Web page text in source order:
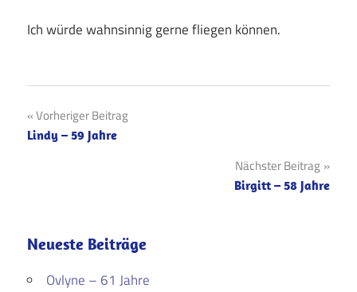
Ich würde wahnsinnig gerne fliegen können.
Beitragsnavigation
Vorheriger Beitrag
Lindy – 59 Jahre
Nächster Beitrag
Birgitt – 58 Jahre
Neueste Beiträge
Ovlyne – 61 Jahre